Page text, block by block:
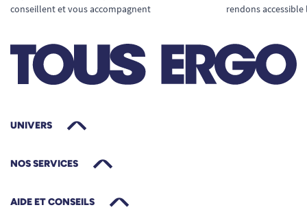
conseillent et vous accompagnent
rendons
UNIVERS
NOS SERVICES
AIDE ET CONSEILS